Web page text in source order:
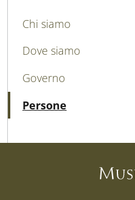
MAIN NAVIGATION
Chi siamo
Dove siamo
Governo
Persone